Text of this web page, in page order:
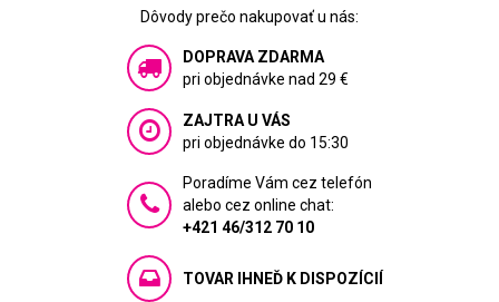
Dôvody prečo nakupovať u nás:
DOPRAVA ZDARMA
pri objednávke nad 29 €
ZAJTRA U VÁS
pri objednávke do 15:30
Poradíme Vám cez telefón
alebo cez online chat:
+421 46/312 70 10
TOVAR IHNEĎ K DISPOZÍCIÍ